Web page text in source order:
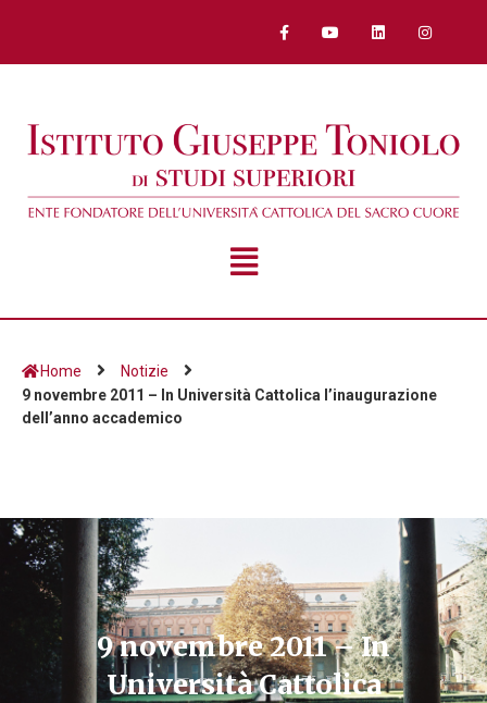
Home
Notizie
9 novembre 2011 – In Università Cattolica l’inaugurazione
dell’anno accademico
9 novembre 2011 – In
Università Cattolica